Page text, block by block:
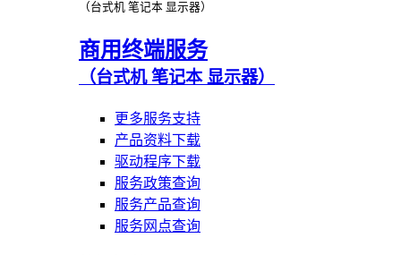
（台式机 笔记本 显示器）
商用终端服务
（台式机 笔记本 显示器）
更多服务支持
产品资料下载
驱动程序下载
服务政策查询
服务产品查询
服务网点查询